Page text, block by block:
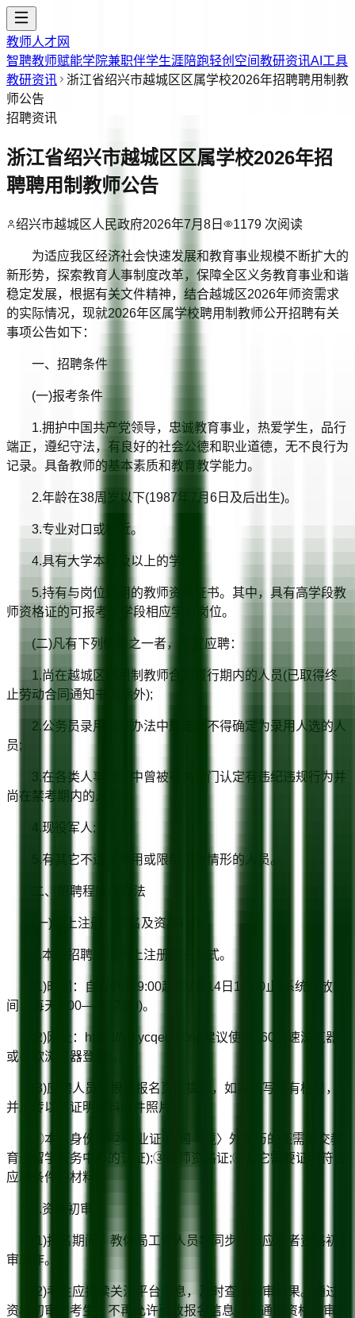
教师人才网
智聘教师赋能学院兼职伴学生涯陪跑轻创空间教研资讯AI工具
教研资讯
浙江省绍兴市越城区区属学校2026年招聘聘用制教
师公告
招聘资讯
浙江省绍兴市越城区区属学校2026年招
聘聘用制教师公告
绍兴市越城区人民政府2026年7月8日 1179 次阅读
为适应我区经济社会快速发展和教育事业规模不断扩大的
新形势，探索教育人事制度改革，保障全区义务教育事业和谐
稳定发展，根据有关文件精神，结合越城区2026年师资需求
的实际情况，现就2026年区属学校聘用制教师公开招聘有关
事项公告如下：
一、招聘条件
(一)报考条件
1.拥护中国共产党领导，忠诚教育事业，热爱学生，品行
端正，遵纪守法，有良好的社会公德和职业道德，无不良行为
记录。具备教师的基本素质和教育教学能力。
2.年龄在38周岁以下(1987年7月6日及后出生)。
3.专业对口或相近。
4.具有大学本科及以上的学历。
5.持有与岗位适用的教师资格证书。其中，具有高学段教
师资格证的可报考低学段相应学科岗位。
(二)凡有下列情形之一者，不宜应聘：
1.尚在越城区聘用制教师合同履行期内的人员(已取得终
止劳动合同通知书的除外);
2.公务员录用考察办法中规定的不得确定为录用人选的人
员;
3.在各类人事考试中曾被有关部门认定有违纪违规行为并
尚在禁考期内的人员;
4.现役军人;
5.有其它不适宜聘用或限制招聘情形的人员。
二、招聘程序及办法
(一)网上注册、报名及资格初审
1.本次招聘采用网上注册报名形式。
(1)时间：自7月6日9:00起到7月14日17:00止(系统开放时
间：每天9:00——17:00)。
(2)网址：https://zp.ycqedu.cn/(建议使用360极速浏览器
或谷歌浏览器登录)。
(3)应聘人员须根据报名页面提示，如实填写所有栏目，
并上传以下证明材料原件照片：
①本人身份证;②毕业证书(国〈境〉外学历的还需提交教
育部留学服务中心的认证);③教师资格证;④其它需要证明符合
应聘条件的材料。
2.资格初审
(1)报名期间，教体局工作人员将同步开展应聘者资格初
审工作。
(2)考生应持续关注平台信息，及时查询初审结果。通过
资格初审的考生，不再允许更改报名信息。未通过资格初审的